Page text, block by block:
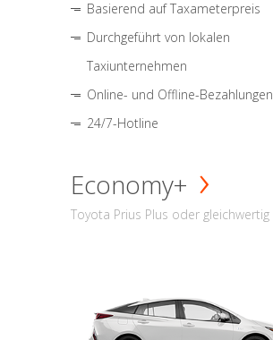
Basierend auf Taxameterpreis
Durchgeführt von lokalen
Taxiunternehmen
Online- und Offline-Bezahlungen
24/7-Hotline
Economy+
Toyota Prius Plus oder gleichwertig